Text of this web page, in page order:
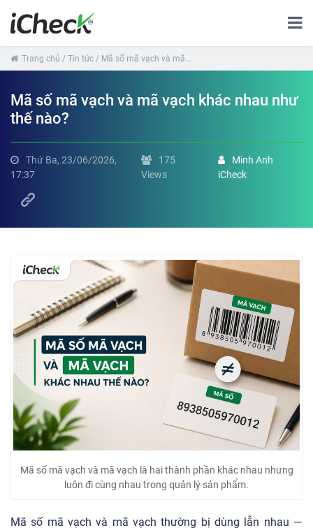
Trang chủ / Tin tức / Mã số mã vạch và mã...
Mã số mã vạch và mã vạch khác nhau như
thế nào?
Thứ Ba, 23/06/2026,
17:37
175
Views
Minh Anh
iCheck
Mã số mã vạch và mã vạch là hai thành phần khác nhau nhưng
luôn đi cùng nhau trong quản lý sản phẩm.
Mã số mã vạch và mã vạch thường bị dùng lẫn nhau —